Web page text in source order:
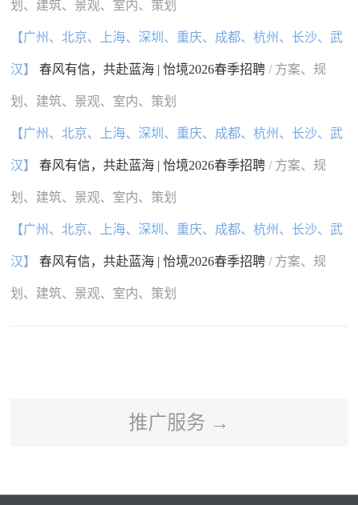
划、建筑、景观、室内、策划
【广州、北京、上海、深圳、重庆、成都、杭州、长沙、武
汉】 春风有信，共赴蓝海 | 怡境2026春季招聘/ 方案、规
划、建筑、景观、室内、策划
【广州、北京、上海、深圳、重庆、成都、杭州、长沙、武
汉】 春风有信，共赴蓝海 | 怡境2026春季招聘/ 方案、规
划、建筑、景观、室内、策划
【广州、北京、上海、深圳、重庆、成都、杭州、长沙、武
汉】 春风有信，共赴蓝海 | 怡境2026春季招聘/ 方案、规
划、建筑、景观、室内、策划
推广服务 →